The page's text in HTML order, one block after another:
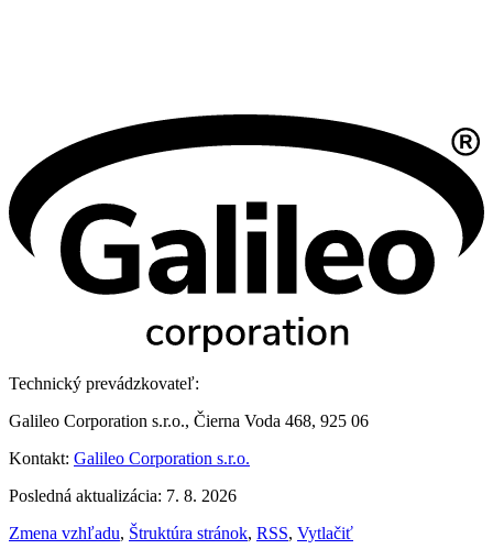
Technický prevádzkovateľ:
Galileo Corporation s.r.o., Čierna Voda 468, 925 06
Kontakt: Galileo Corporation s.r.o.
Posledná aktualizácia: 7. 8. 2026
Zmena vzhľadu, Štruktúra stránok, RSS, Vytlačiť